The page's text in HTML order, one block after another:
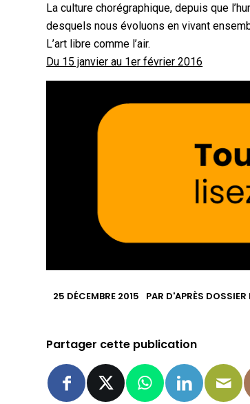
La culture chorégraphique, depuis que
desquels nous évoluons en vivant
L’art libre comme l’air.
Du 15 janvier au 1er février 2016
25 DÉCEMBRE 2015 PAR D'APRÈS DOSSIER
Partager cette publication